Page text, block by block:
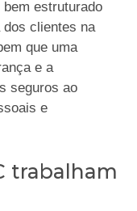
estruturado
dos clientes na
que uma
e a
seguros ao
e
trabalham